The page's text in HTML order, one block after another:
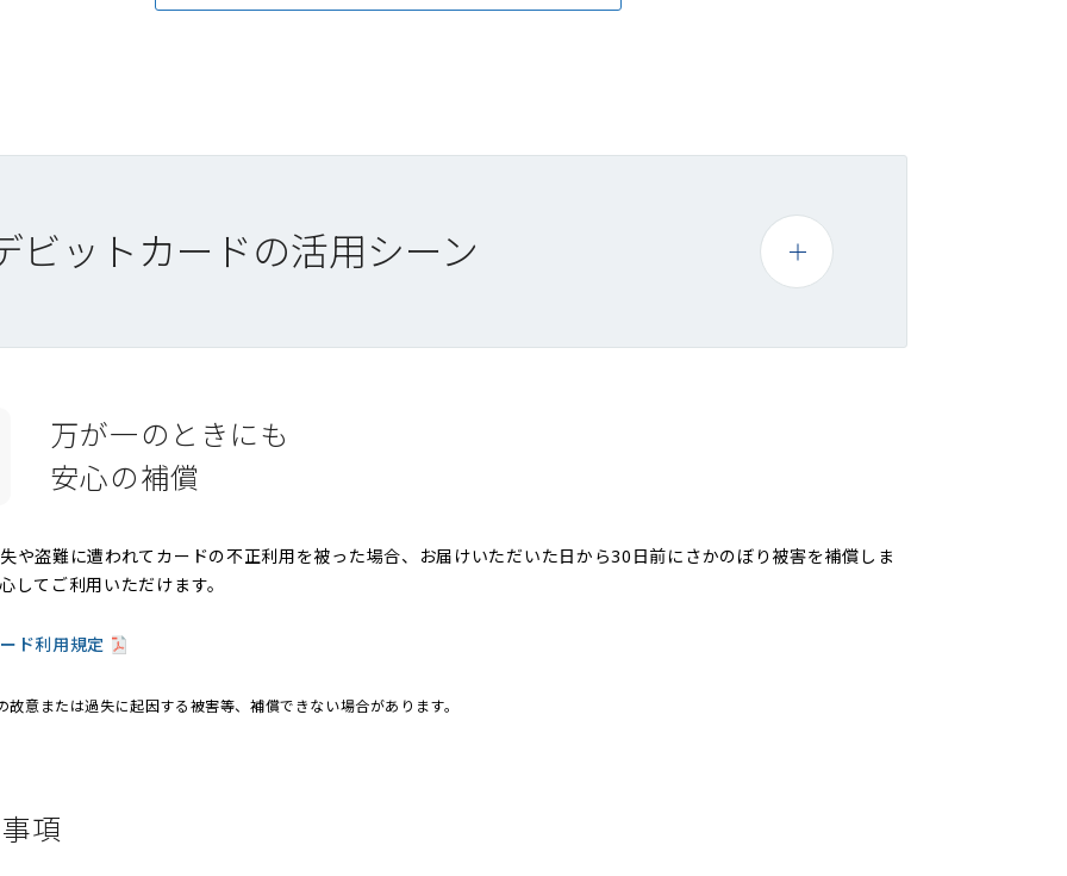
ビットカードの活用シーン
万が一のときにも
安心の補償
や盗難に遭われてカードの不正利用を被った場合、お届けいただいた日から30日前にさかのぼり被害を補償しま
してご利用いただけます。
ド利用規定
故意または過失に起因する被害等、補償できない場合があります。
項